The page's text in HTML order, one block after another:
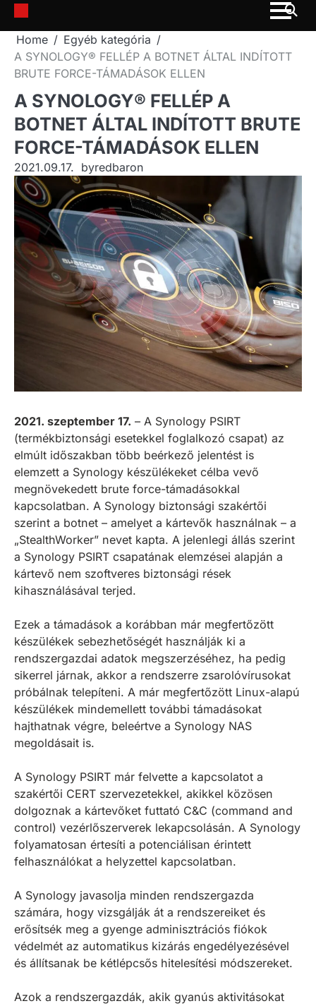
Skip
content
Home
Egyéb kategória
A SYNOLOGY® FELLÉP A BOTNET ÁLTAL INDÍTOTT
BRUTE FORCE-TÁMADÁSOK ELLEN
A SYNOLOGY® FELLÉP A
BOTNET ÁLTAL INDÍTOTT BRUTE
FORCE-TÁMADÁSOK ELLEN
2021.09.17. byredbaron
2021. szeptember 17. – A Synology PSIRT
(termékbiztonsági esetekkel foglalkozó csapat) az
elmúlt időszakban több beérkező jelentést is
elemzett a Synology készülékeket célba vevő
megnövekedett brute force-támadásokkal
kapcsolatban. A Synology biztonsági szakértői
szerint a botnet – amelyet a kártevők használnak – a
„StealthWorker” nevet kapta. A jelenlegi állás szerint
a Synology PSIRT csapatának elemzései alapján a
kártevő nem szoftveres biztonsági rések
kihasználásával terjed.
Ezek a támadások a korábban már megfertőzött
készülékek sebezhetőségét használják ki a
rendszergazdai adatok megszerzéséhez, ha pedig
sikerrel járnak, akkor a rendszerre zsarolóvírusokat
próbálnak telepíteni. A már megfertőzött Linux-alapú
készülékek mindemellett további támadásokat
hajthatnak végre, beleértve a Synology NAS
megoldásait is.
A Synology PSIRT már felvette a kapcsolatot a
szakértői CERT szervezetekkel, akikkel közösen
dolgoznak a kártevőket futtató C&C (command and
control) vezérlőszerverek lekapcsolásán. A Synology
folyamatosan értesíti a potenciálisan érintett
felhasználókat a helyzettel kapcsolatban.
A Synology javasolja minden rendszergazda
számára, hogy vizsgálják át a rendszereiket és
erősítsék meg a gyenge adminisztrációs fiókok
védelmét az automatikus kizárás engedélyezésével
és állítsanak be kétlépcsős hitelesítési módszereket.
Azok a rendszergazdák, akik gyanús aktivitásokat